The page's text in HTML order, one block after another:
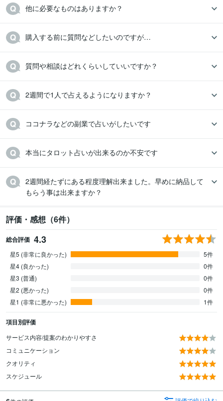
他に必要なものはありますか？
購入する前に質問などしたいのですが…
質問や相談はどれくらいしていいですか？
2週間で1人で占えるようになりますか？
ココナラなどの副業で占いがしたいです
本当にタロット占いが出来るのか不安です
2週間経たずにある程度理解出来ました。早めに納品して
もらう事は出来ますか？
評価・感想（6件）
総合評価 4.3
星5 (非常に良かった)
5件
星4 (良かった)
0件
星3 (普通)
0件
星2 (悪かった)
0件
星1 (非常に悪かった)
1件
項目別評価
サービス内容/提案のわかりやすさ
コミュニケーション
クオリティ
スケジュール